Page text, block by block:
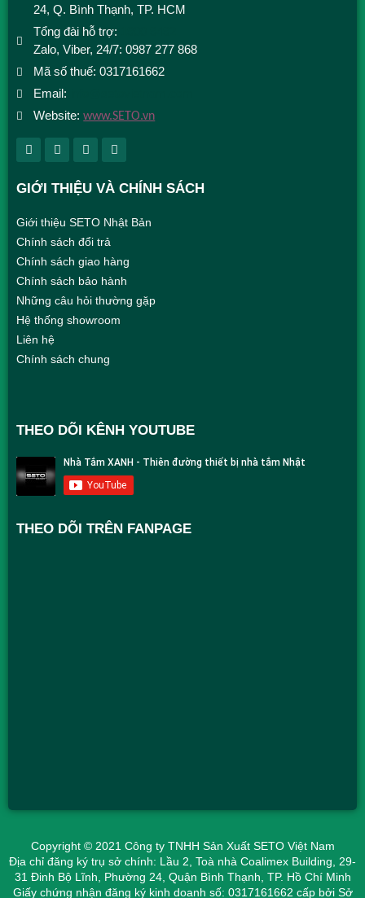
24, Q. Bình Thạnh, TP. HCM
Tổng đài hỗ trợ:
Zalo, Viber, 24/7: 0987 277 868
Mã số thuế: 0317161662
Email:
Website:www.SETO.vn
GIỚI THIỆU VÀ CHÍNH SÁCH
Giới thiệu SETO Nhật Bản
Chính sách đổi trả
Chính sách giao hàng
Chính sách bảo hành
Những câu hỏi thường gặp
Hệ thống showroom
Liên hệ
Chính sách chung
THEO DÕI KÊNH YOUTUBE
THEO DÕI TRÊN FANPAGE
Copyright © 2021 Công ty TNHH Sản Xuất SETO Việt Nam
Địa chỉ đăng ký trụ sở chính: Lầu 2, Toà nhà Coalimex Building, 29-
31 Đinh Bộ Lĩnh, Phường 24, Quận Bình Thạnh, TP. Hồ Chí Minh
Giấy chứng nhận đăng ký kinh doanh số: 0317161662 cấp bởi Sở